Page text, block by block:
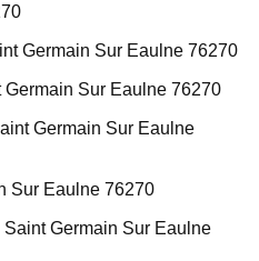
Germain Sur Eaulne 76270
Sur Eaulne 76270
Germain Sur Eaulne
Sur Eaulne 76270
Germain Sur Eaulne